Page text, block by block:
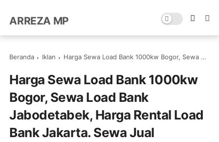
ARREZA MP
Beranda Iklan Harga Sewa Load Bank 1000kw Bogor, Sewa Load Bank Jabodetabek, Harga Rental Load Bank Jakarta. Sewa Jual LoadBank Bogor Murah 0812-8787-2534
Harga Sewa Load Bank 1000kw
Bogor, Sewa Load Bank
Jabodetabek, Harga Rental Load
Bank Jakarta. Sewa Jual